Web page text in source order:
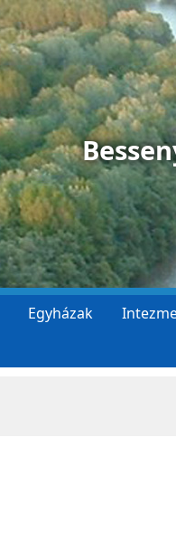
Egyházak